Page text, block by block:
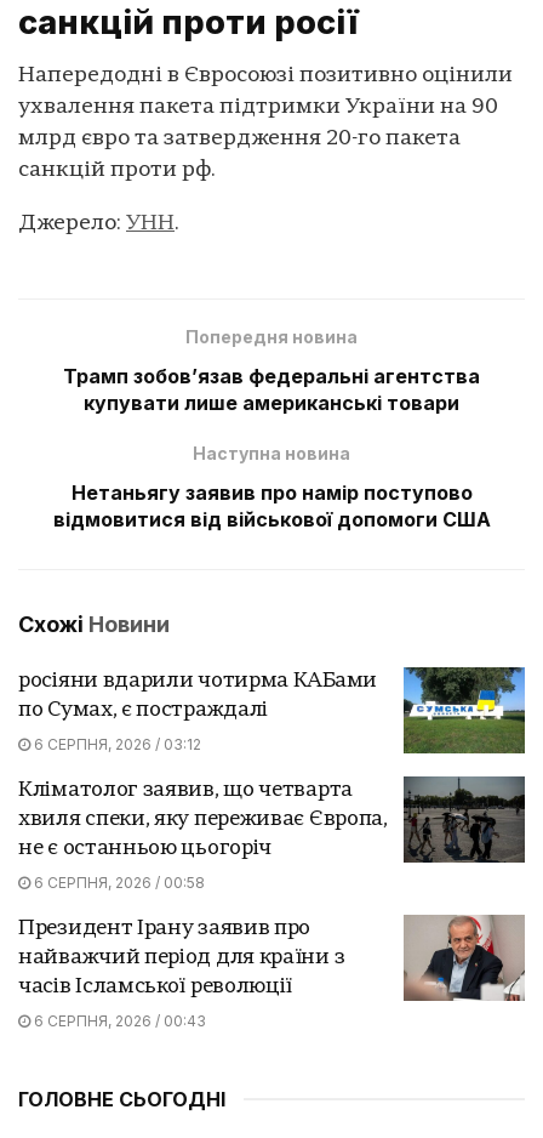
санкцій проти росії
Напередодні в Євросоюзі позитивно оцінили
ухвалення пакета підтримки України на 90
млрд євро та затвердження 20-го пакета
санкцій проти рф.
Джерело: УНН.
Попередня новина
Трамп зобов’язав федеральні агентства
купувати лише американські товари
Наступна новина
Нетаньягу заявив про намір поступово
відмовитися від військової допомоги США
Схожі Новини
росіяни вдарили чотирма КАБами
по Сумах, є постраждалі
6 СЕРПНЯ, 2026 / 03:12
Кліматолог заявив, що четварта
хвиля спеки, яку переживає Європа,
не є останньою цьогоріч
6 СЕРПНЯ, 2026 / 00:58
Президент Ірану заявив про
найважчий період для країни з
часів Ісламської революції
6 СЕРПНЯ, 2026 / 00:43
ГОЛОВНЕ СЬОГОДНІ